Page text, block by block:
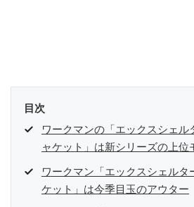
目次
ワークマンの「エックスシェル
ャケット」は新シリーズの上位
ワークマン「エックスシェルタ
ケット」は今季目玉のアウター